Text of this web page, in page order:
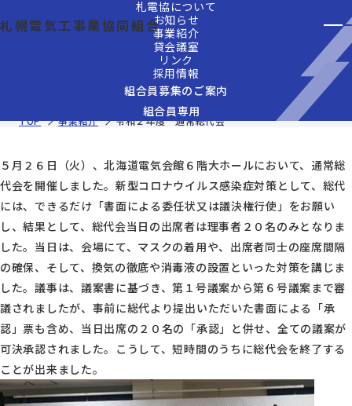
札幌電気工事業協同組合
札電協について
お知らせ
事業紹介
貸会議室
リンク
採用情報
組合員募集のご案内
組合員専用
令和２年度 通常総代会
TOP 事業紹介 令和２年度 通常総代会
５月２６日（火）、北海道電気会館６階大ホールにおいて、通常総
代会を開催しました。新型コロナウイルス感染症対策として、総代
には、できるだけ「書面による委任状又は議決権行使」をお願い
し、結果として、総代会当日の出席者は理事者２０名のみとなりま
した。当日は、会場にて、マスクの着用や、出席者同士の座席間隔
の確保、そして、換気の徹底や消毒液の設置といった対策を講じま
した。議事は、議案書に基づき、第１号議案から第６号議案まで審
議されましたが、事前に総代より提出いただいた書面による「承
認」票も含め、当日出席の２０名の「承認」と併せ、全ての議案が
可決承認されました。こうして、短時間のうちに総代会を終了する
ことが出来ました。